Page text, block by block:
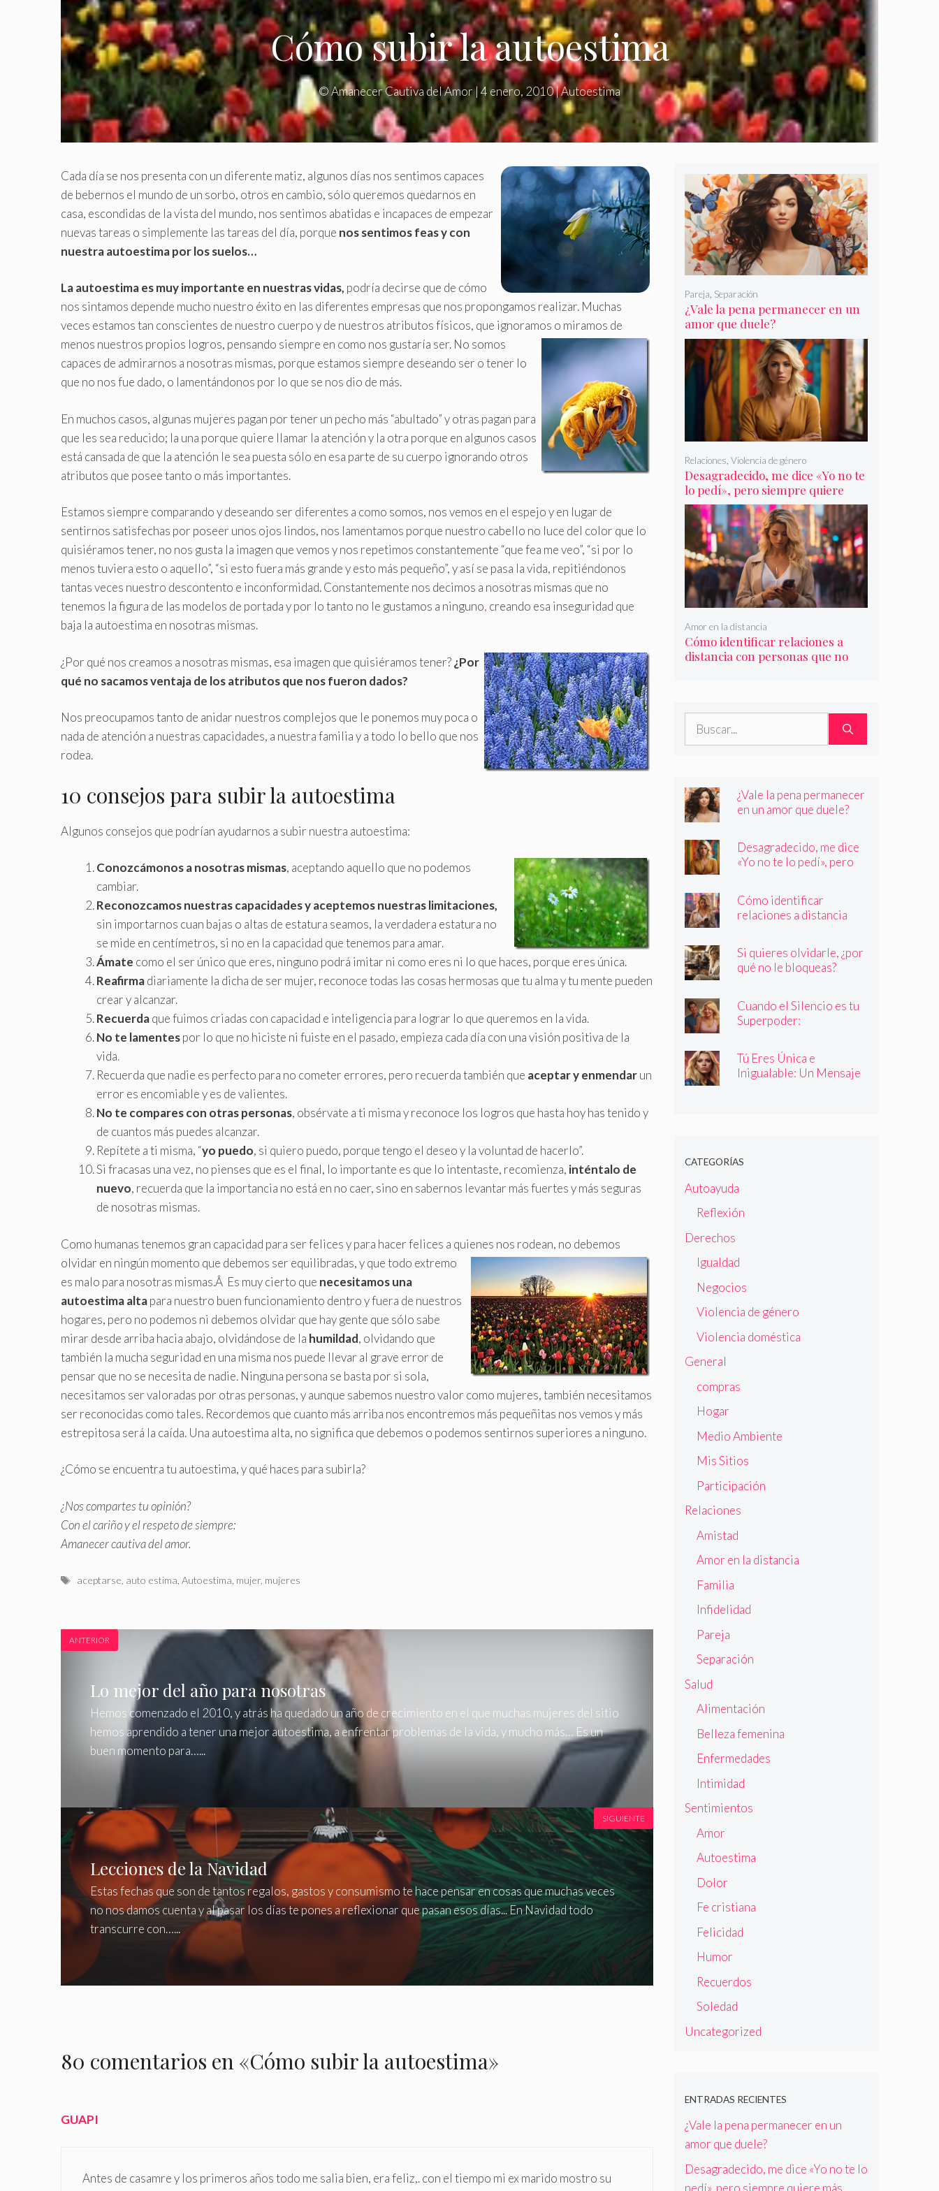
Cómo subir la autoestima
©Amanecer Cautiva del Amor| 4 enero, 2010|Autoestima
Cada día se nos presenta con un diferente matiz, algunos días nos sentimos capaces
de bebernos el mundo de un sorbo, otros en cambio, sólo queremos quedarnos en
casa, escondidas de la vista del mundo, nos sentimos abatidas e incapaces de empezar
nuevas tareas o simplemente las tareas del día, porque nos sentimos feas y con
nuestra autoestima por los suelos…
La autoestima es muy importante en nuestras vidas, podría decirse que de cómo
nos sintamos depende mucho nuestro éxito en las diferentes empresas que nos propongamos realizar. Muchas
veces estamos tan conscientes de nuestro cuerpo y de nuestros atributos físicos, que ignoramos o miramos de
menos nuestros propios logros, pensando siempre en como nos gustaría ser. No somos
capaces de admirarnos a nosotras mismas, porque estamos siempre deseando ser o tener lo
que no nos fue dado, o lamentándonos por lo que se nos dio de más.
En muchos casos, algunas mujeres pagan por tener un pecho más “abultado” y otras pagan para
que les sea reducido; la una porque quiere llamar la atención y la otra porque en algunos casos
está cansada de que la atención le sea puesta sólo en esa parte de su cuerpo ignorando otros
atributos que posee tanto o más importantes.
Estamos siempre comparando y deseando ser diferentes a como somos, nos vemos en el espejo y en lugar de
sentirnos satisfechas por poseer unos ojos lindos, nos lamentamos porque nuestro cabello no luce del color que lo
quisiéramos tener, no nos gusta la imagen que vemos y nos repetimos constantemente “que fea me veo”, “si por lo
menos tuviera esto o aquello”, “si esto fuera más grande y esto más pequeño”, y así se pasa la vida, repitiéndonos
tantas veces nuestro descontento e inconformidad. Constantemente nos decimos a nosotras mismas que no
tenemos la figura de las modelos de portada y por lo tanto no le gustamos a ninguno, creando esa inseguridad que
baja la autoestima en nosotras mismas.
¿Por qué nos creamos a nosotras mismas, esa imagen que quisiéramos tener?¿Por
qué no sacamos ventaja de los atributos que nos fueron dados?
Nos preocupamos tanto de anidar nuestros complejos que le ponemos muy poca o
nada de atención a nuestras capacidades, a nuestra familia y a todo lo bello que nos
rodea.
10 consejos para subir la autoestima
Algunos consejos que podrían ayudarnos a subir nuestra autoestima:
Conozcámonos a nosotras mismas, aceptando aquello que no podemos
cambiar.
Reconozcamos nuestras capacidades y aceptemos nuestras limitaciones,
sin importarnos cuan bajas o altas de estatura seamos, la verdadera estatura no
se mide en centímetros, si no en la capacidad que tenemos para amar.
Ámate como el ser único que eres, ninguno podrá imitar ni como eres ni lo que haces, porque eres única.
Reafirmadiariamente la dicha de ser mujer, reconoce todas las cosas hermosas que tu alma y tu mente pueden
crear y alcanzar.
Recuerdaque fuimos criadas con capacidad e inteligencia para lograr lo que queremos en la vida.
No te lamentespor lo que no hiciste ni fuiste en el pasado, empieza cada día con una visión positiva de la
vida.
Recuerda que nadie es perfecto para no cometer errores, pero recuerda también que aceptar y enmendarun
error es encomiable y es de valientes.
No te compares con otras personas, obsérvate a ti misma y reconoce los logros que hasta hoy has tenido y
de cuantos más puedes alcanzar.
Repítete a ti misma, “yo puedo, si quiero puedo, porque tengo el deseo y la voluntad de hacerlo”.
Si fracasas una vez, no pienses que es el final, lo importante es que lo intentaste, recomienza, inténtalo de
nuevo, recuerda que la importancia no está en no caer, sino en sabernos levantar más fuertes y más seguras
de nosotras mismas.
Como humanas tenemos gran capacidad para ser felices y para hacer felices a quienes nos rodean, no debemos
olvidar en ningún momento que debemos ser equilibradas,y que todo extremo
es malo para nosotras mismas.Â Es muy cierto que necesitamos una
autoestima altapara nuestro buen funcionamiento dentro y fuera de nuestros
hogares, pero no podemos ni debemos olvidar que hay gente que sólo sabe
mirar desde arriba hacia abajo, olvidándose de la humildad, olvidando que
también la mucha seguridad en una misma nos puede llevar al grave error de
pensar que no se necesita de nadie. Ninguna persona se basta por si sola,
necesitamos ser valoradas por otras personas, y aunque sabemos nuestro valor como mujeres, también necesitamos
ser reconocidas como tales. Recordemos que cuanto más arriba nos encontremos más pequeñitas nos vemos y más
estrepitosa será la caída. Una autoestima alta, no significa que debemos o podemos sentirnos superiores a ninguno.
¿Cómo se encuentra tu autoestima, y qué haces para subirla?
¿Nos compartes tu opinión?
Con el cariño y el respeto de siempre:
Amanecer cautiva del amor.
Etiquetas
aceptarse, auto estima,Autoestima, mujer, mujeres
ANTERIOR
Lo mejor del año para nosotras
Hemos comenzado el 2010, y atrás ha quedado un año de crecimiento en el que muchas mujeres del sitio
hemos aprendido a tener una mejor autoestima, a enfrentar problemas de la vida, y mucho más… Es un
buen momento para…...
Lecciones de la Navidad
Estas fechas que son de tantos regalos, gastos y consumismo te hace pensar en cosas que muchas veces
no nos damos cuenta y al pasar los días te pones a reflexionar que pasan esos días... En Navidad todo
transcurre con…...
SIGUIENTE
80 comentarios en «Cómo subir la autoestima»
GUAPI
Antes de casamre y los primeros años todo me salia bien, era feliz,. con el tiempo mi ex marido mostro su
¿Vale la pena permanecer en un
amor que duele?
Pareja, Separación
Desagradecido, me dice «Yo no te
lo pedí», pero siempre quiere
más
Relaciones Violencia de género
Cómo identificar relaciones a
distancia con personas que no
Amor en la distancia
Buscar:
¿Vale la pena permanecer
en un amor que duele?
Desagradecido, me dice
«Yo no te lo pedí», pero
Cómo identificar
relaciones a distancia
Si quieres olvidarle, ¿por
qué no le bloqueas?
Cuando el Silencio es tu
Superpoder:
de Callar
Tú Eres Única e
Inigualable: Un Mensaje
CATEGORÍAS
Autoayuda
Reflexión
Derechos
Igualdad
Negocios
Violencia de género
Violencia doméstica
General
compras
Hogar
Medio Ambiente
Mis Sitios
Participación
Relaciones
Amistad
Amor en la distancia
Familia
Infidelidad
Pareja
Separación
Salud
Alimentación
Belleza femenina
Enfermedades
Intimidad
Sentimientos
Amor
Autoestima
Dolor
Fe cristiana
Felicidad
Humor
Recuerdos
Soledad
Uncategorized
ENTRADAS RECIENTES
¿Vale la pena permanecer en un
amor que duele?
Desagradecido, me dice «Yo no te lo
pedí», pero siempre quiere más